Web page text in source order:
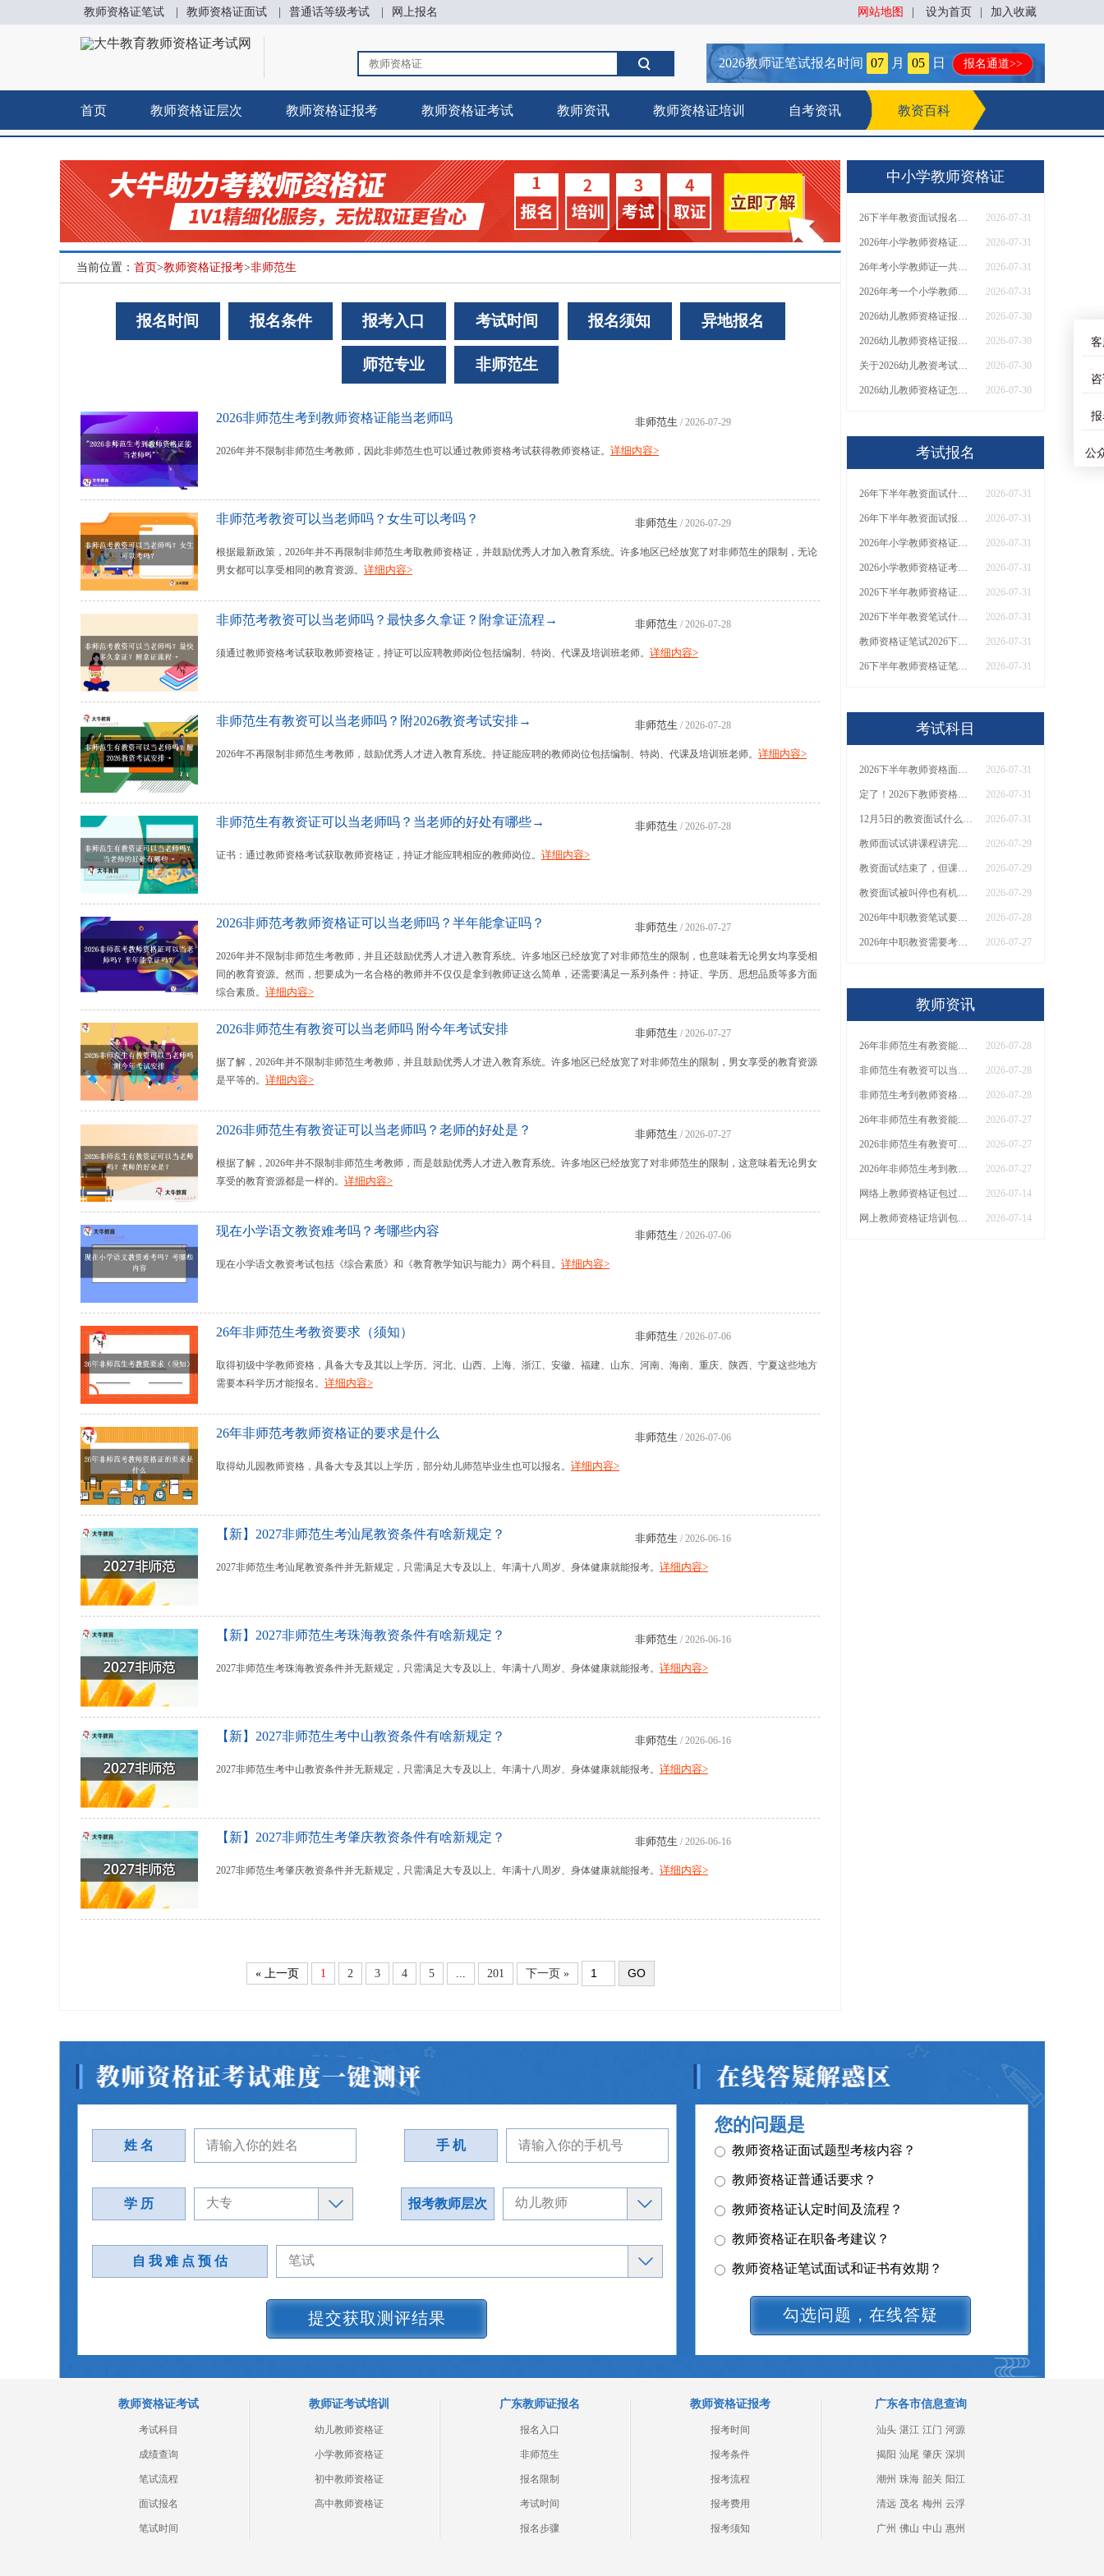
教师资格证笔试 教师资格证面试 普通话等级考试 网上报名 网站地图 设为首页 加入收藏
2026教师证笔试报名时间 07 月 05 日 报名通道>>
首页 教师资格证层次 教师资格证报考 教师资格证考试 教师资讯 教师资格证培训 自考资讯 教资百科
当前位置： 首页>教师资格证报考>非师范生
报名时间 报名条件 报考入口 考试时间 报名须知 异地报名
师范专业 非师范生
2026非师范生考到教师资格证能当老师吗 非师范生 / 2026-07-29
2026年并不限制非师范生考教师，因此非师范生也可以通过教师资格考试获得教师资格证。 详细内容>
非师范考教资可以当老师吗？女生可以考吗？ 非师范生 / 2026-07-29
根据最新政策，2026年并不再限制非师范生考取教师资格证，并鼓励优秀人才加入教育系统。许多地区已经放宽了对非师范生的限制，无论
男女都可以享受相同的教育资源。 详细内容>
非师范考教资可以当老师吗？最快多久拿证？附拿证流程→ 非师范生 / 2026-07-28
须通过教师资格考试获取教师资格证，持证可以应聘教师岗位包括编制、特岗、代课及培训班老师。 详细内容>
非师范生有教资可以当老师吗？附2026教资考试安排→ 非师范生 / 2026-07-28
2026年不再限制非师范生考教师，鼓励优秀人才进入教育系统。持证能应聘的教师岗位包括编制、特岗、代课及培训班老师。 详细内容>
非师范生有教资证可以当老师吗？当老师的好处有哪些→ 非师范生 / 2026-07-28
证书：通过教师资格考试获取教师资格证，持证才能应聘相应的教师岗位。 详细内容>
2026非师范考教师资格证可以当老师吗？半年能拿证吗？ 非师范生 / 2026-07-27
2026年并不限制非师范生考教师，并且还鼓励优秀人才进入教育系统。许多地区已经放宽了对非师范生的限制，也意味着无论男女均享受相
同的教育资源。然而，想要成为一名合格的教师并不仅仅是拿到教师证这么简单，还需要满足一系列条件：持证、学历、思想品质等多方面
综合素质。 详细内容>
2026非师范生有教资可以当老师吗 附今年考试安排 非师范生 / 2026-07-27
据了解，2026年并不限制非师范生考教师，并且鼓励优秀人才进入教育系统。许多地区已经放宽了对非师范生的限制，男女享受的教育资源
是平等的。 详细内容>
2026非师范生有教资证可以当老师吗？老师的好处是？ 非师范生 / 2026-07-27
根据了解，2026年并不限制非师范生考教师，而是鼓励优秀人才进入教育系统。许多地区已经放宽了对非师范生的限制，这意味着无论男女
享受的教育资源都是一样的。 详细内容>
现在小学语文教资难考吗？考哪些内容 非师范生 / 2026-07-06
现在小学语文教资考试包括《综合素质》和《教育教学知识与能力》两个科目。 详细内容>
26年非师范生考教资要求（须知） 非师范生 / 2026-07-06
取得初级中学教师资格，具备大专及其以上学历。河北、山西、上海、浙江、安徽、福建、山东、河南、海南、重庆、陕西、宁夏这些地方
需要本科学历才能报名。 详细内容>
26年非师范考教师资格证的要求是什么 非师范生 / 2026-07-06
取得幼儿园教师资格，具备大专及其以上学历，部分幼儿师范毕业生也可以报名。 详细内容>
【新】2027非师范生考汕尾教资条件有啥新规定？ 非师范生 / 2026-06-16
2027非师范生考汕尾教资条件并无新规定，只需满足大专及以上、年满十八周岁、身体健康就能报考。 详细内容>
【新】2027非师范生考珠海教资条件有啥新规定？ 非师范生 / 2026-06-16
2027非师范生考珠海教资条件并无新规定，只需满足大专及以上、年满十八周岁、身体健康就能报考。 详细内容>
【新】2027非师范生考中山教资条件有啥新规定？ 非师范生 / 2026-06-16
2027非师范生考中山教资条件并无新规定，只需满足大专及以上、年满十八周岁、身体健康就能报考。 详细内容>
【新】2027非师范生考肇庆教资条件有啥新规定？ 非师范生 / 2026-06-16
2027非师范生考肇庆教资条件并无新规定，只需满足大专及以上、年满十八周岁、身体健康就能报考。 详细内容>
« 上一页 1 2 3 4 5 ... 201 下一页 » GO
中小学教师资格证
26下半年教资面试报名时间及流程详解 2026-07-31
2026年小学教师资格证收费标准（详解） 2026-07-31
26年考小学教师证一共需要多少钱 2026-07-31
2026年考一个小学教师资格证要多少钱 2026-07-31
2026幼儿教师资格证报考 详解报考要求 2026-07-30
2026幼儿教师资格证报考有什么要求？ 2026-07-30
关于2026幼儿教资考试报名要求的详解 2026-07-30
2026幼儿教师资格证怎么报名？几月几日考 2026-07-30
考试报名
26年下半年教资面试什么时候考试和报名？附面试流程 2026-07-31
26年下半年教资面试报名和考试时间（定了） 2026-07-31
2026年小学教师资格证报名费用是多少？ 2026-07-31
2026小学教师资格证考完需要花多少钱 2026-07-31
2026下半年教师资格证笔试什么时候考？ 2026-07-31
2026下半年教资笔试什么时候考？ 2026-07-31
教师资格证笔试2026下最新考试时间安排 2026-07-31
26下半年教师资格证笔试时间 具体是几号 2026-07-31
考试科目
2026下半年教师资格面试报名时间是多少？能自学吗？ 2026-07-31
定了！2026下教师资格证面试安排！多少分合格？ 2026-07-31
12月5日的教资面试什么时候报名？考啥内容呢 2026-07-31
教师面试试讲课程讲完了还没到10分钟会及格吗？ 2026-07-29
教资面试结束了，但课程没讲完会及格吗 2026-07-29
教资面试被叫停也有机会考过！ 2026-07-29
2026年中职教资笔试要考几科？零基础复习一般需要多久？附备考规划！ 2026-07-28
2026年中职教资需要考几门课程 复习需要多久？ 2026-07-27
教师资讯
26年非师范生有教资能当老师吗？一篇说明白！ 2026-07-28
非师范生有教资可以当老师吗？能不能直接买证？考生警惕！ 2026-07-28
非师范生考到教师资格证能当老师吗？2026报考限制一文看懂→ 2026-07-28
26年非师范生有教资能当老师吗？一篇说明白！ 2026-07-27
2026非师范生有教资可以当老师吗？能不能直接买证？ 2026-07-27
2026年非师范生考到教师资格证能当老师吗？报考有啥限制？ 2026-07-27
网络上教师资格证包过是真的吗？ 2026-07-14
网上教师资格证培训包过班是真的吗？ 2026-07-14
姓 名 手 机
学 历 报考教师层次
自 我 难 点 预 估
提交获取测评结果
您的问题是
教师资格证笔试科目有哪些？
教师资格证面试题型考核内容？
教师资格证普通话要求？
教师资格证认定时间及流程？
教师资格证在职备考建议？
教师资格证笔试面试和证书有效期？
教师资格证各班型及费用？
其它问题
教师资格证报名报考、考试时间？
勾选问题，在线答疑
教师资格证考试
考试科目
成绩查询
笔试流程
面试报名
笔试时间
教师证考试培训
幼儿教师资格证
小学教师资格证
初中教师资格证
高中教师资格证
广东教师证报名
报名入口
非师范生
报名限制
考试时间
报名步骤
教师资格证报考
报考时间
报考条件
报考流程
报考费用
报考须知
广东各市信息查询
汕头 湛江 江门 河源
揭阳 汕尾 肇庆 深圳
潮州 珠海 韶关 阳江
清远 茂名 梅州 云浮
广州 佛山 中山 惠州
公